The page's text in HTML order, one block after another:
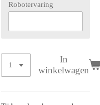
Robotervaring
In
winkelwagen